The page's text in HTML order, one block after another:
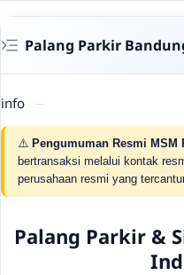
info
⚠️ Pengumuman Resmi MSM
bertransaksi melalui kontak
perusahaan resmi yang
Palang Parkir &